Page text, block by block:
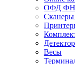
ОФД ФН
Сканеры
Весы